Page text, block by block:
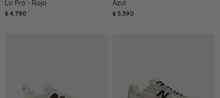
Lo Pro - Rojo
$ 4.790
Azul
$ 5.390